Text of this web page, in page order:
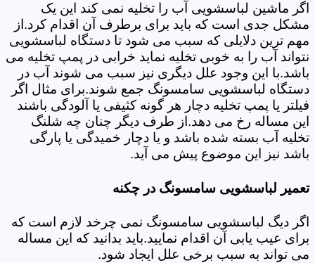
اگر ماشین لباسشویی آب را تخلیه نمی کند این یک
مشکل جدی است که باید برای برطرف آن اقدام کرد.از
مهم ترین دلایلی که سبب می شود تا دستگاه لباسشویی
نتواند آب را به خوبی تخلیه نماید خرابی در پمپ تخلیه می
باشد.با این وجود علل دیگری نیز سبب می شوند آب در
دستگاه لباسشویی سامسونگ جمع شوند.برای مثال اگر
فیلتر یا پمپ تخلیه دچار هر گونه کثیفی یا آلودگی باشند
این مساله رخ می دهد.از طرف دیگر چنان چه شلنگ
تخلیه آب بسته شده باشد و یا دچار خمیدگی یا پارگی
باشد نیز این موضوع پیش می آید.
تعمیر لباسشویی سامسونگ در چکنه
اگر دیگ لباسشویی سامسونگ نمی چرخد لازم است که
برای عیب یابی آن اقدام نمایید.باید بدانید که این مساله
می تواند به سبب برخی علل ایجاد شود.